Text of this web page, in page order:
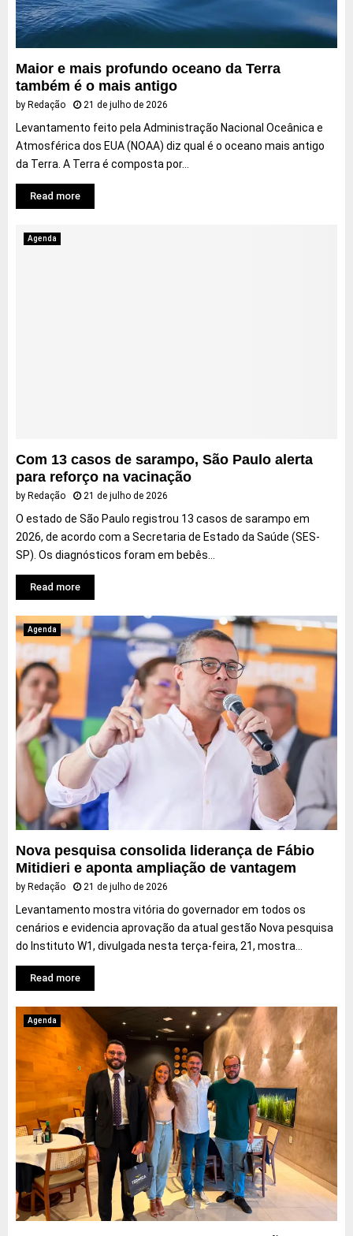
Maior e mais profundo oceano da Terra
também é o mais antigo
by Redação 21 de julho de 2026
Levantamento feito pela Administração Nacional Oceânica e
Atmosférica dos EUA (NOAA) diz qual é o oceano mais antigo
da Terra. A Terra é composta por...
Read more
Agenda
Com 13 casos de sarampo, São Paulo alerta
para reforço na vacinação
by Redação 21 de julho de 2026
O estado de São Paulo registrou 13 casos de sarampo em
2026, de acordo com a Secretaria de Estado da Saúde (SES-
SP). Os diagnósticos foram em bebês...
Read more
Agenda
Nova pesquisa consolida liderança de Fábio
Mitidieri e aponta ampliação de vantagem
by Redação 21 de julho de 2026
Levantamento mostra vitória do governador em todos os
cenários e evidencia aprovação da atual gestão Nova pesquisa
do Instituto W1, divulgada nesta terça-feira, 21, mostra...
Read more
Agenda